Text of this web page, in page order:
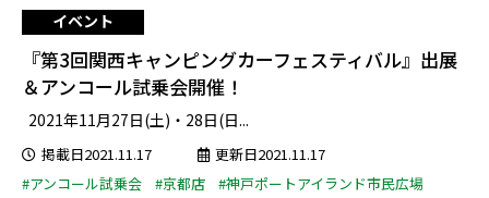
イベント
『第3回関西キャンピングカーフェスティバル』出展
＆アンコール試乗会開催！
2021年11月27日(土)・28日(日...
掲載日2021.11.17
更新日2021.11.17
#アンコール試乗会
#京都店
#神戸ポートアイランド市民広場